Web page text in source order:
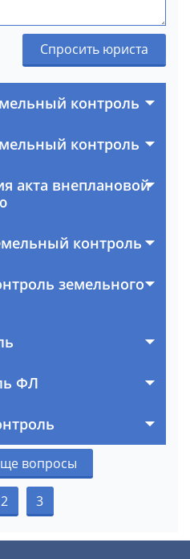
Спросить юриста
контроль
контроль
акта внеплановой
контроль
земельного
ФЛ
вопросы
2 3